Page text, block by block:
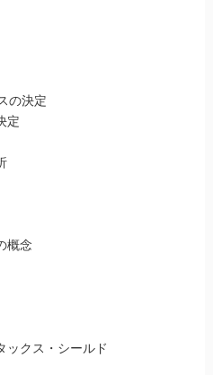
の決定
定
概念
ックス・シールド